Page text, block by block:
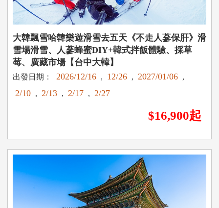
大韓飄雪哈韓樂遊滑雪去五天《不走人蔘保肝》滑
雪場滑雪、人蔘蜂蜜DIY+韓式拌飯體驗、採草
莓、廣藏市場【台中大韓】
出發日期： 2026/12/16 , 12/26 , 2027/01/06 ,
2/10 , 2/13 , 2/17 , 2/27
$16,900起